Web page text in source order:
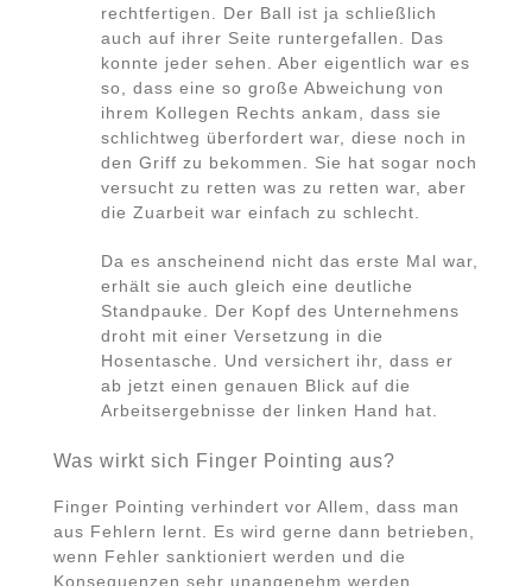
rechtfertigen. Der Ball ist ja schließlich
auch auf ihrer Seite runtergefallen. Das
konnte jeder sehen. Aber eigentlich war es
so, dass eine so große Abweichung von
ihrem Kollegen Rechts ankam, dass sie
schlichtweg überfordert war, diese noch in
den Griff zu bekommen. Sie hat sogar noch
versucht zu retten was zu retten war, aber
die Zuarbeit war einfach zu schlecht.
Da es anscheinend nicht das erste Mal war,
erhält sie auch gleich eine deutliche
Standpauke. Der Kopf des Unternehmens
droht mit einer Versetzung in die
Hosentasche. Und versichert ihr, dass er
ab jetzt einen genauen Blick auf die
Arbeitsergebnisse der linken Hand hat.
Was wirkt sich Finger Pointing aus?
Finger Pointing verhindert vor Allem, dass man
aus Fehlern lernt. Es wird gerne dann betrieben,
wenn Fehler sanktioniert werden und die
Konsequenzen sehr unangenehm werden